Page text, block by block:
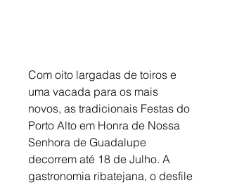
Com oito largadas de toiros e
uma vacada para os mais
novos, as tradicionais Festas do
Porto Alto em Honra de Nossa
Senhora de Guadalupe
decorrem até 18 de Julho. A
gastronomia ribatejana, o desfile